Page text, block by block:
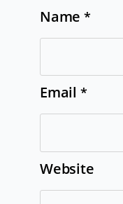
Name *
Email *
Website